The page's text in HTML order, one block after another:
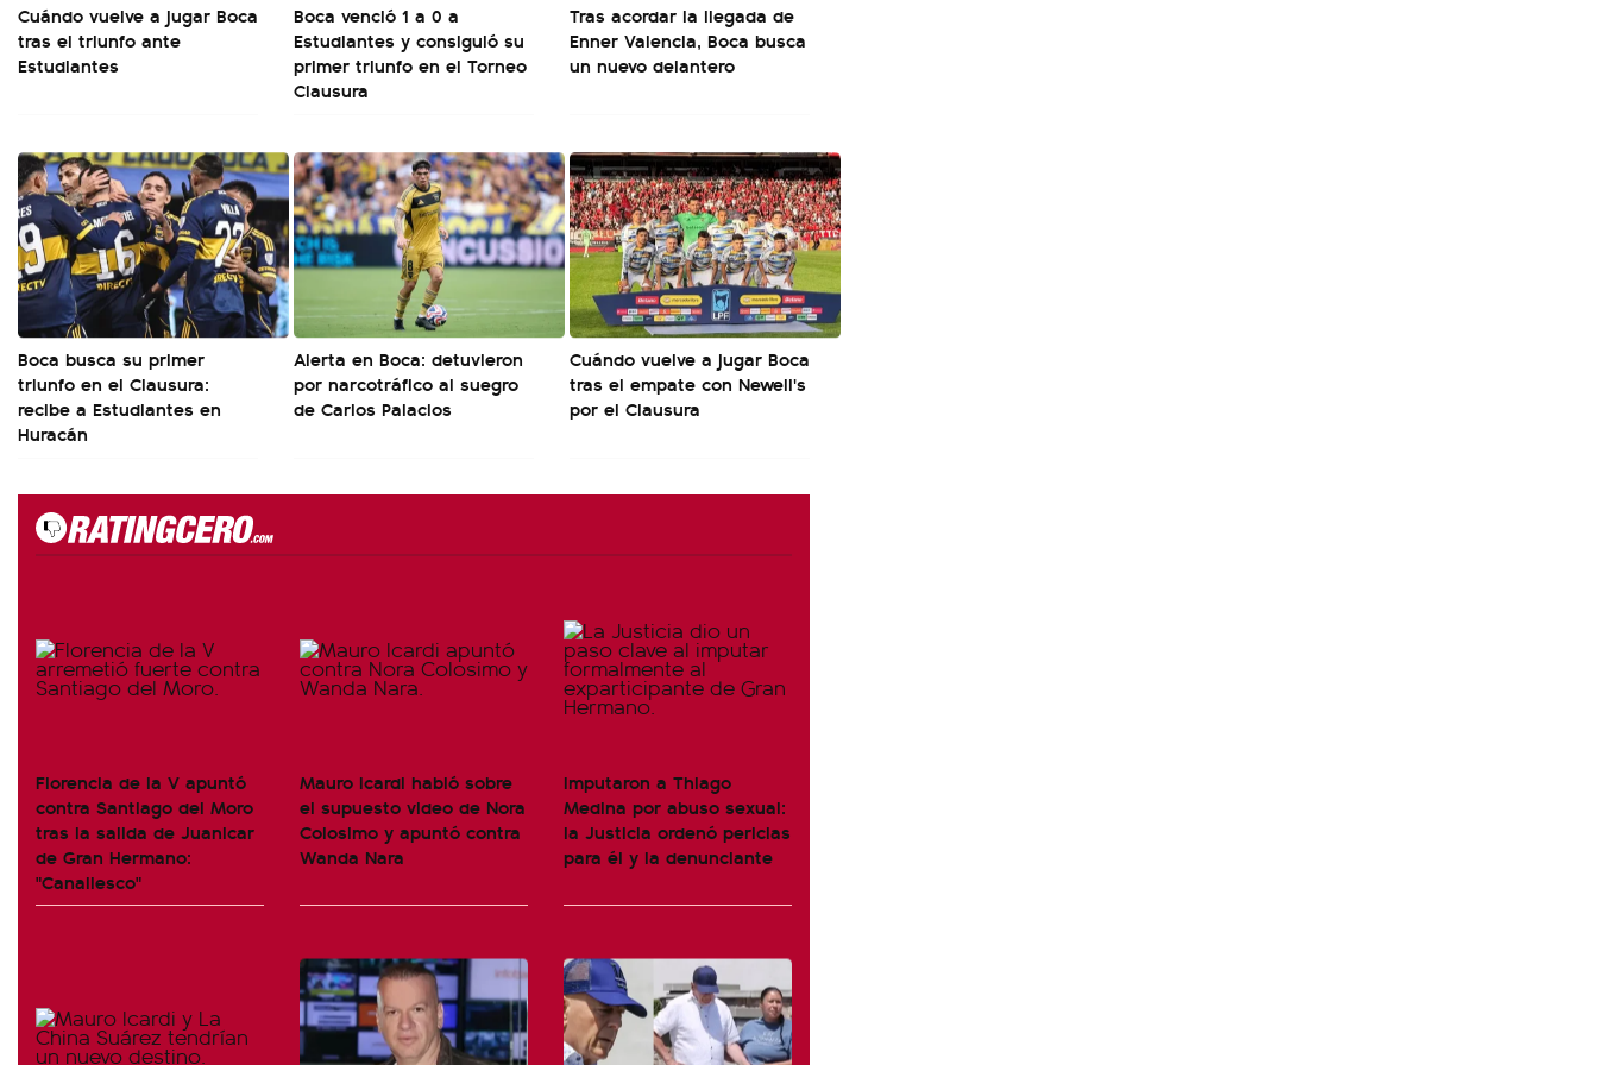
Cuándo vuelve a jugar Boca
tras el triunfo ante
Estudiantes
Boca venció 1 a 0 a
Estudiantes y consiguió su
primer triunfo en el Torneo
Clausura
Tras acordar la llegada de
Enner Valencia, Boca busca
un nuevo delantero
Boca busca su primer
triunfo en el Clausura:
recibe a Estudiantes en
Huracán
Alerta en Boca: detuvieron
por narcotráfico al suegro
de Carlos Palacios
Cuándo vuelve a jugar Boca
tras el empate con Newell's
por el Clausura
Florencia de la V apuntó
contra Santiago del Moro
tras la salida de Juanicar
de Gran Hermano:
"Canallesco"
Mauro Icardi habló sobre
el supuesto video de Nora
Colosimo y apuntó contra
Wanda Nara
Imputaron a Thiago
Medina por abuso sexual:
la Justicia ordenó pericias
para él y la denunciante